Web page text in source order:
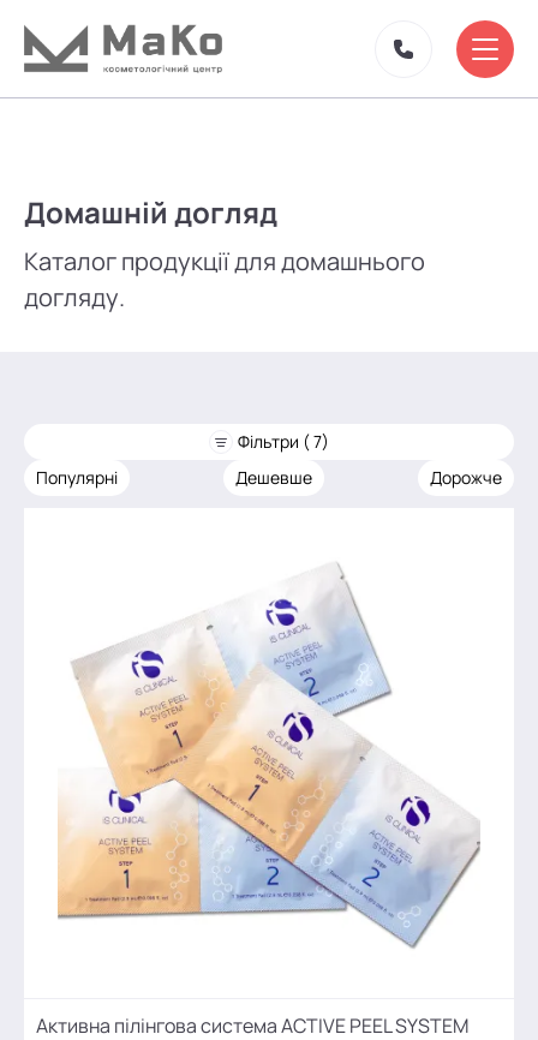
Домашній догляд
Каталог продукції для домашнього
догляду.
Фільтри ( 7)
Популярні
Дешевше Дорожче
Активна пілінгова система ACTIVE PEEL SYSTEM